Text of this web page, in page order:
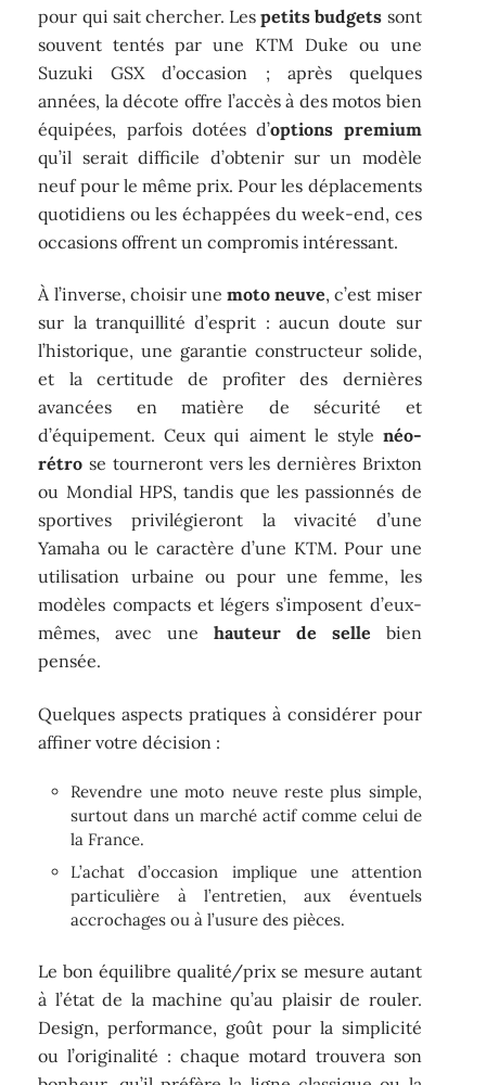
pour qui sait chercher. Lespetits budgets sont
souvent tentés par une KTM Duke ou une
Suzuki GSX d’occasion ; après quelques
années, la décote offre l’accès à des motos bien
équipées, parfois dotées d’options premium
qu’il serait difficile d’obtenir sur un modèle
neuf pour le même prix. Pour les déplacements
quotidiens ou les échappées du week-end, ces
occasions offrent un compromis intéressant.
À l’inverse, choisir unemoto neuve, c’est miser
sur la tranquillité d’esprit : aucun doute sur
l’historique, une garantie constructeur solide,
et la certitude de profiter des dernières
avancées en matière de sécurité et
d’équipement. Ceux qui aiment le style néo-
rétro se tourneront vers les dernières Brixton
ou Mondial HPS, tandis que les passionnés de
sportives privilégieront la vivacité d’une
Yamaha ou le caractère d’une KTM. Pour une
utilisation urbaine ou pour une femme, les
modèles compacts et légers s’imposent d’eux-
mêmes, avec une hauteur de selle bien
pensée.
Quelques aspects pratiques à considérer pour
affiner votre décision :
Revendre une moto neuve reste plus simple,
surtout dans un marché actif comme celui de
la France.
L’achat d’occasion implique une attention
particulière à l’entretien, aux éventuels
accrochages ou à l’usure des pièces.
Le bon équilibre qualité/prix se mesure autant
à l’état de la machine qu’au plaisir de rouler.
Design, performance, goût pour la simplicité
ou l’originalité : chaque motard trouvera son